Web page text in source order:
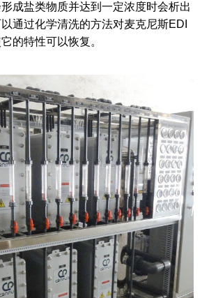
成盐类物质并达到一定浓度时会析出
通过化学清洗的方法对麦克尼斯EDI
的特性可以恢复。